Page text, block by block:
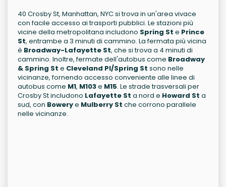
40 Crosby St, Manhattan, NYC si trova in un'area vivace
con facile accesso ai trasporti pubblici. Le stazioni più
vicine della metropolitana includono Spring St e Prince
St, entrambe a 3 minuti di cammino. La fermata più vicina
è Broadway-Lafayette St, che si trova a 4 minuti di
cammino. Inoltre, fermate dell'autobus come Broadway
& Spring St e Cleveland Pl/Spring St sono nelle
vicinanze, fornendo accesso conveniente alle linee di
autobus come M1, M103e M15. Le strade trasversali per
Crosby St includono Lafayette St a nord e Howard St a
sud, con Bowerye Mulberry St che corrono parallele
nelle vicinanze.